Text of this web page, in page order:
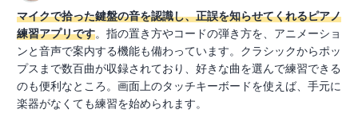
マイクで拾った鍵盤の音を認識し、正誤を知らせてくれるピアノ
練習アプリです。指の置き方やコードの弾き方を、アニメーショ
ンと音声で案内する機能も備わっています。クラシックからポッ
プスまで数百曲が収録されており、好きな曲を選んで練習できる
のも便利なところ。画面上のタッチキーボードを使えば、手元に
楽器がなくても練習を始められます。